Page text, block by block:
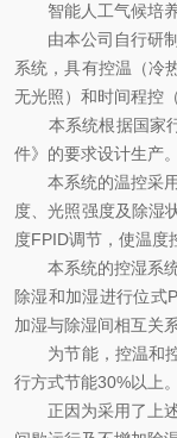
智能人工气候培养
由本公司自行研制
系统，具有控温（冷
无光照）和时间程控
本系统根据国家行
件》的要求设计生产。
本系统的温控采用
度、光照强度及除湿
度FPID调节，使温度
本系统的控湿系统
除湿和加湿进行位式
加湿与除湿间相互关
为节能，控温和控
行方式节能30%以上。
正因为采用了上述